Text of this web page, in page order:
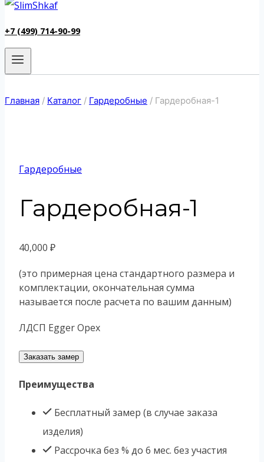
+7 (499) 714-90-99
Главная / Каталог / Гардеробные / Гардеробная-1
Гардеробные
Гардеробная-1
40,000 ₽
(это примерная цена стандартного размера и
комплектации, окончательная сумма
называется после расчета по вашим данным)
ЛДСП Egger Орех
Заказать замер
Преимущества
Бесплатный замер (в случае заказа
изделия)
Рассрочка без % до 6 мес. без участия